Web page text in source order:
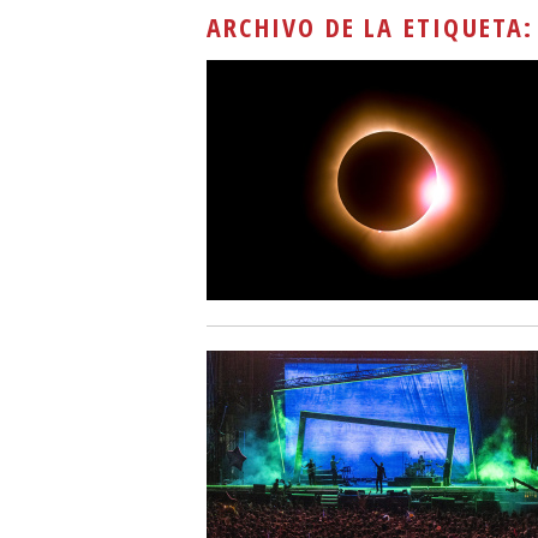
ARCHIVO DE LA